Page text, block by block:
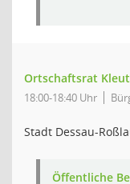
Ortschaftsrat
18:00-18:40 Uhr
Stadt Dessau-
Öffentliche